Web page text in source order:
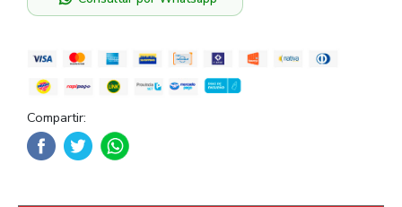
Compartir: